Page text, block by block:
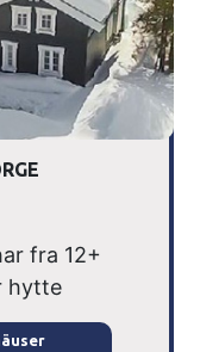
fra 12+
hytte